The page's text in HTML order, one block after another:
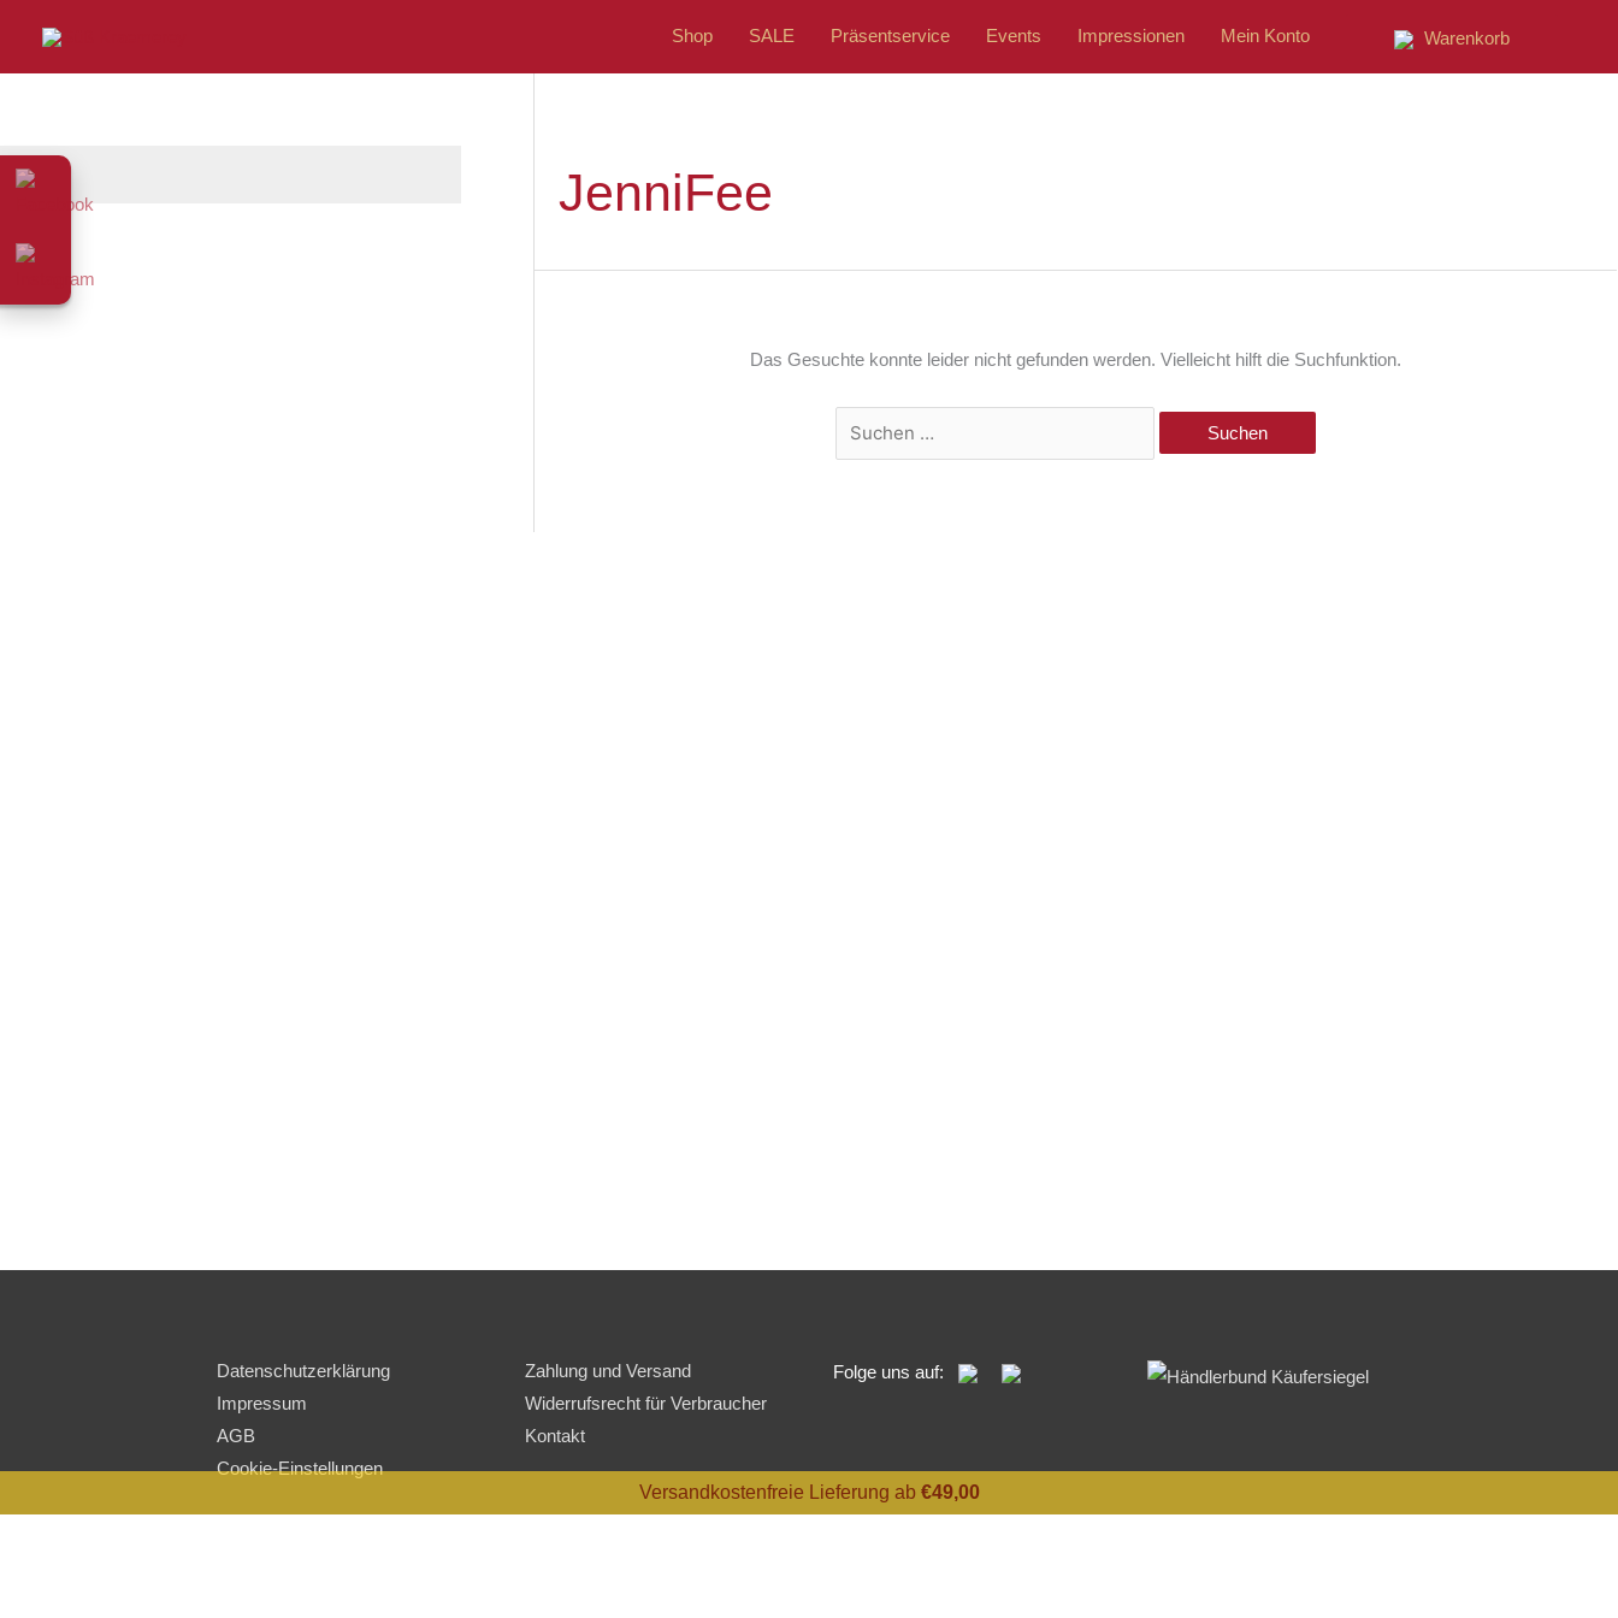
Shop SALE Präsentservice Events Impressionen Mein Konto Warenkorb
JenniFee
Das Gesuchte konnte leider nicht gefunden werden. Vielleicht hilft die Suchfunktion.
Datenschutzerklärung
Impressum
AGB
Cookie-Einstellungen
Zahlung und Versand
Widerrufsrecht für Verbraucher
Kontakt
Folge uns auf:
Versandkostenfreie Lieferung ab €49,00